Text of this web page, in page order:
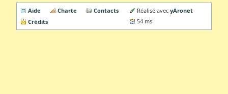
Aide Charte
Contacts
Crédits
Réalisé avecyAronet
54 ms